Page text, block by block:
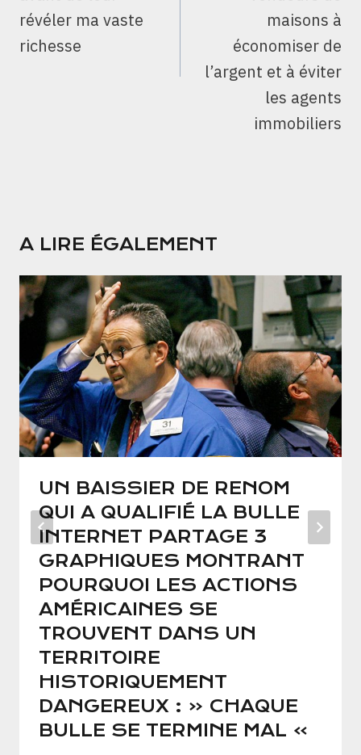
révéler ma vaste
richesse
maisons à
économiser de
l’argent et à éviter
les agents
immobiliers
A LIRE ÉGALEMENT
UN BAISSIER DE RENOM
QUI A QUALIFIÉ LA BULLE
INTERNET PARTAGE 3
GRAPHIQUES MONTRANT
POURQUOI LES ACTIONS
AMÉRICAINES SE
TROUVENT DANS UN
TERRITOIRE
HISTORIQUEMENT
DANGEREUX : « CHAQUE
BULLE SE TERMINE MAL »